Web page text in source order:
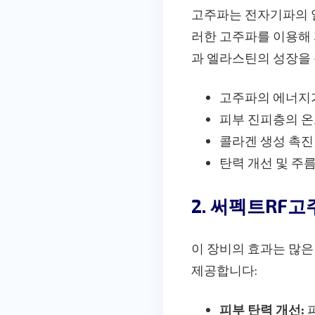
고주파는 전자기파의
러한 고주파를 이용
과 엘라스틴의 성장
고주파의 에너
피부 진피층의
콜라겐 생성 촉진
탄력 개선 및 주
2. 써펙트RF고
이 장비의 효과는 많
제공합니다:
피부 탄력 개선: